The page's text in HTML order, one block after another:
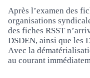
Après l’examen des
organisations
des fiches RSST
DSDEN, ainsi que les
Avec la
au courant